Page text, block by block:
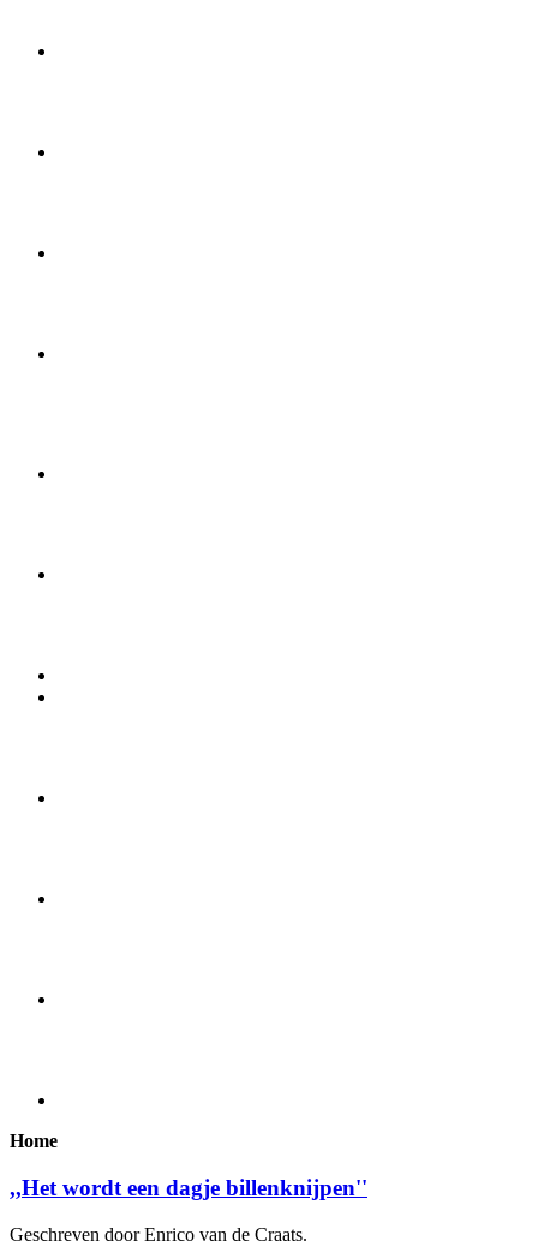
Home
,,Het wordt een dagje billenknijpen''
Geschreven door Enrico van de Craats.